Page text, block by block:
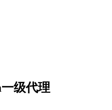
级代理